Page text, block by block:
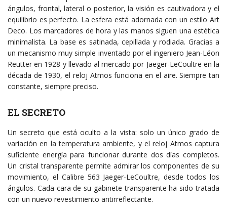
ángulos, frontal, lateral o posterior, la visión es cautivadora y el
equilibrio es perfecto. La esfera está adornada con un estilo Art
Deco. Los marcadores de hora y las manos siguen una estética
minimalista. La base es satinada, cepillada y rodiada. Gracias a
un mecanismo muy simple inventado por el ingeniero Jean-Léon
Reutter en 1928 y llevado al mercado por Jaeger-LeCoultre en la
década de 1930, el reloj Atmos funciona en el aire. Siempre tan
constante, siempre preciso.
EL SECRETO
Un secreto que está oculto a la vista: solo un único grado de
variación en la temperatura ambiente, y el reloj Atmos captura
suficiente energía para funcionar durante dos días completos.
Un cristal transparente permite admirar los componentes de su
movimiento, el Calibre 563 Jaeger-LeCoultre, desde todos los
ángulos. Cada cara de su gabinete transparente ha sido tratada
con un nuevo revestimiento antirreflectante.